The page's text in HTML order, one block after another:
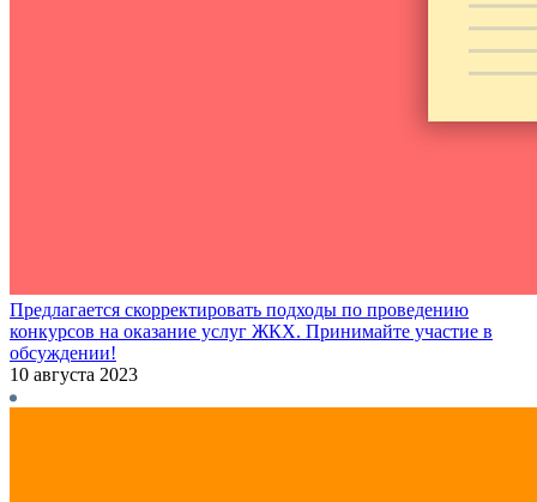
Предлагается скорректировать подходы по проведению
конкурсов на оказание услуг ЖКХ. Принимайте участие в
обсуждении!
10 августа 2023